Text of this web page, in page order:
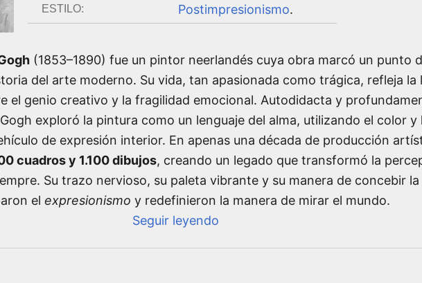
ESTILO: Postimpresionismo.
(1853–1890) fue un pintor neerlandés cuya obra marcó un punto
del arte moderno. Su vida, tan apasionada como trágica, refleja la
el genio creativo y la fragilidad emocional. Autodidacta y
exploró la pintura como un lenguaje del alma, utilizando el color y
de expresión interior. En apenas una década de producción
cuadros y 1.100 dibujos, creando un legado que transformó la
Su trazo nervioso, su paleta vibrante y su manera de concebir la
el expresionismo y redefinieron la manera de mirar el mundo.
Seguir leyendo